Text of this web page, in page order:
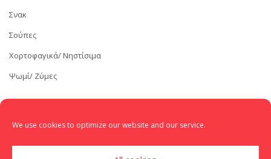
We use cookies to optimize our website and our service.
Σνακ
Σούπες
Χορτοφαγικά/ Νηστίσιμα
Ψωμί/ Ζύμες